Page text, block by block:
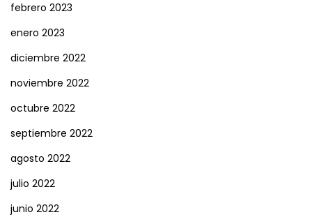
febrero 2023
enero 2023
diciembre 2022
noviembre 2022
octubre 2022
septiembre 2022
agosto 2022
julio 2022
junio 2022